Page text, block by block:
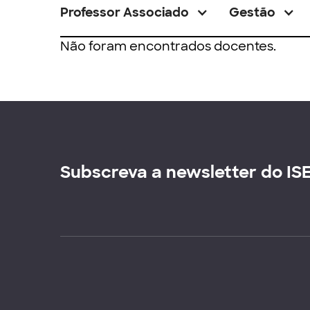
Professor Associado Gestão
Não foram encontrados docentes.
Subscreva a newsletter do